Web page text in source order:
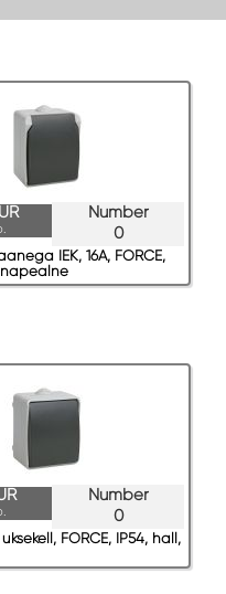
Number
0
IEK, 16A, FORCE,
Number
0
uksekell, FORCE, IP54, hall,